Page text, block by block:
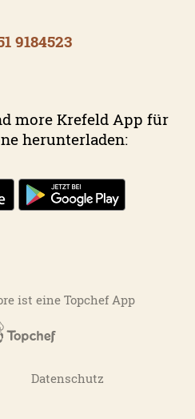
9184523
more Krefeld App für
herunterladen:
ist eine Topchef App
Datenschutz